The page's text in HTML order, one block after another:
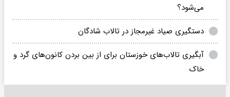
می‌شود؟
دستگیری صیاد غیرمجاز در تالاب شادگان
آبگیری تالاب‌های خوزستان برای از بین بردن کانون‌های گرد و
خاک